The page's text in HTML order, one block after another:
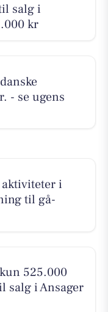
salg i
kr
- se ugens
i
til gå-
525.000
salg i Ansager